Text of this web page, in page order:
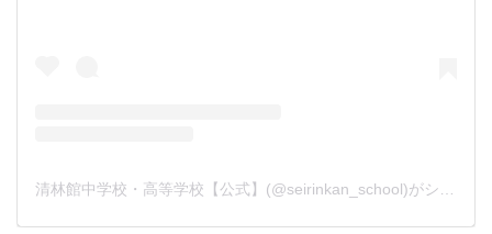
清林館中学校・高等学校【公式】(@seirinkan_school)がシェアした投稿